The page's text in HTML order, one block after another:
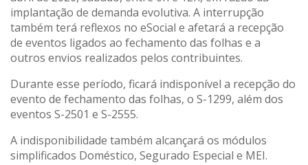
implantação de demanda evolutiva. A interrupção
também terá reflexos no eSocial e afetará a recepção
de eventos ligados ao fechamento das folhas e a
outros envios realizados pelos contribuintes.
Durante esse período, ficará indisponível a recepção do
evento de fechamento das folhas, o S-1299, além dos
eventos S-2501 e S-2555.
A indisponibilidade também alcançará os módulos
simplificados Doméstico, Segurado Especial e MEI.